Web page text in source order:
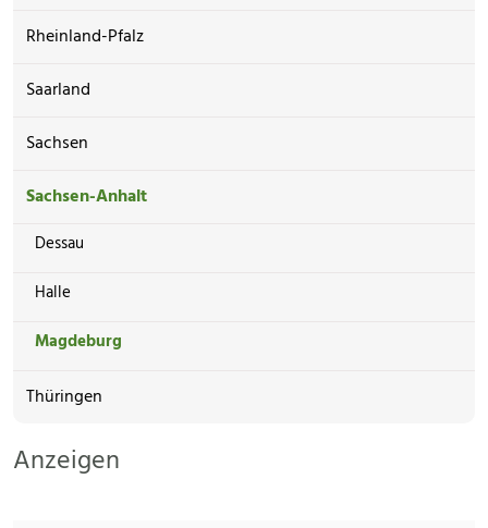
Rheinland-Pfalz
Saarland
Sachsen
Sachsen-Anhalt
Dessau
Halle
Magdeburg
Thüringen
Anzeigen